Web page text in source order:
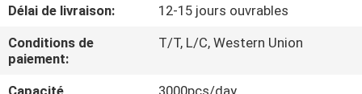
CONTACTEZ-
NOUS
Délai de livraison:
12-15 jours ouvrables
Conditions de
paiement:
T/T, L/C, Western Union